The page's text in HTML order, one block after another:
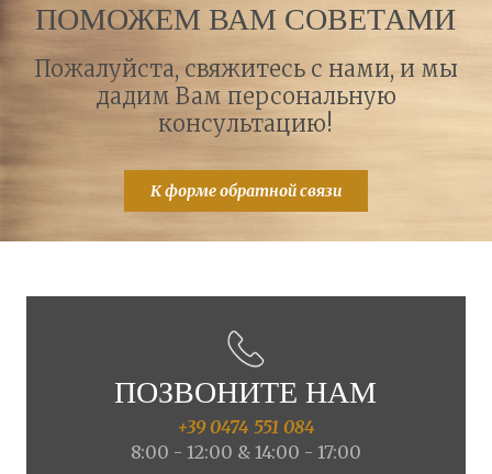
ПОМОЖЕМ ВАМ СОВЕТАМИ
Пожалуйста, свяжитесь с нами, и мы
дадим Вам персональную
консультацию!
К форме обратной связи
ПОЗВОНИТЕ НАМ
+39 0474 551 084
8:00 - 12:00 & 14:00 - 17:00